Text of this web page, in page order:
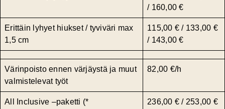
/ 160,00 €
Erittäin lyhyet hiukset / tyviväri max
1,5 cm
115,00 € / 133,00 €
/ 143,00 €
Värinpoisto ennen värjäystä ja muut
valmistelevat työt
82,00 €/h
All Inclusive –paketti (*
236,00 € / 253,00 €